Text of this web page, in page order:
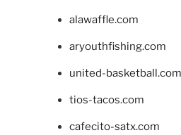
alawaffle.com
aryouthfishing.com
united-basketball.com
tios-tacos.com
cafecito-satx.com